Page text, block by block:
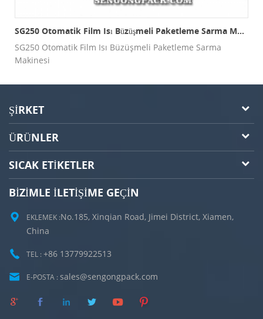
SG250 Otomatik Film Isı Büzüşmeli Paketleme Sarma Makinesi
SG250 Otomatik Film Isı Büzüşmeli Paketleme Sarma
Makinesi
ŞIRKET
ÜRÜNLER
SICAK ETIKETLER
BIZIMLE ILETIŞIME GEÇIN
EKLEMEK :No.185, Xinqian Road, Jimei District, Xiamen,
China
TEL : +86 13779922513
E-POSTA : sales@sengongpack.com